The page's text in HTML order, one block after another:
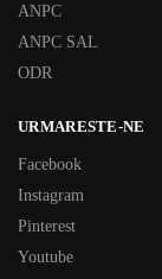
ANPC
ANPC SAL
ODR
URMARESTE-NE
Facebook
Instagram
Pinterest
Youtube